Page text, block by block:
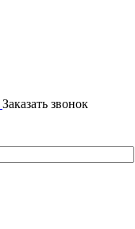
Заказать звонок